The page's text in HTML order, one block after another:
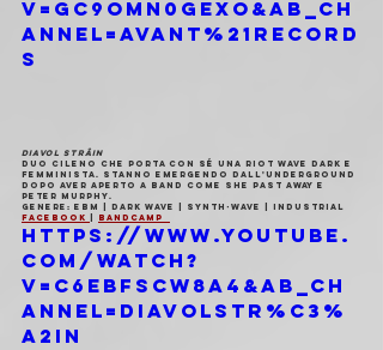
v=GC9omN0gEXo&ab_ch
annel=AVANT%21Record
s
DIAVOL STRÂIN
Duo cileno che porta con sé una riot wave dark e
femminista. Stanno emergendo dall'underground
dopo aver aperto a band come She Past Away e
Peter Murphy.
Genere: ebm | dark wave | synth-wave | industrial
Facebook
Bandcamp
https://www.youtube.
com/watch?
v=C6ebFscW8a4&ab_ch
annel=DiavolStr%C3%
A2in